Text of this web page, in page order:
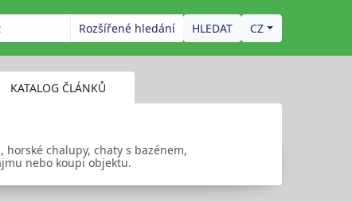
Rozšířené hledání CZ
KATALOG ČLÁNKŮ
chalupy, chaty s bazénem,
nebo koupi objektu.